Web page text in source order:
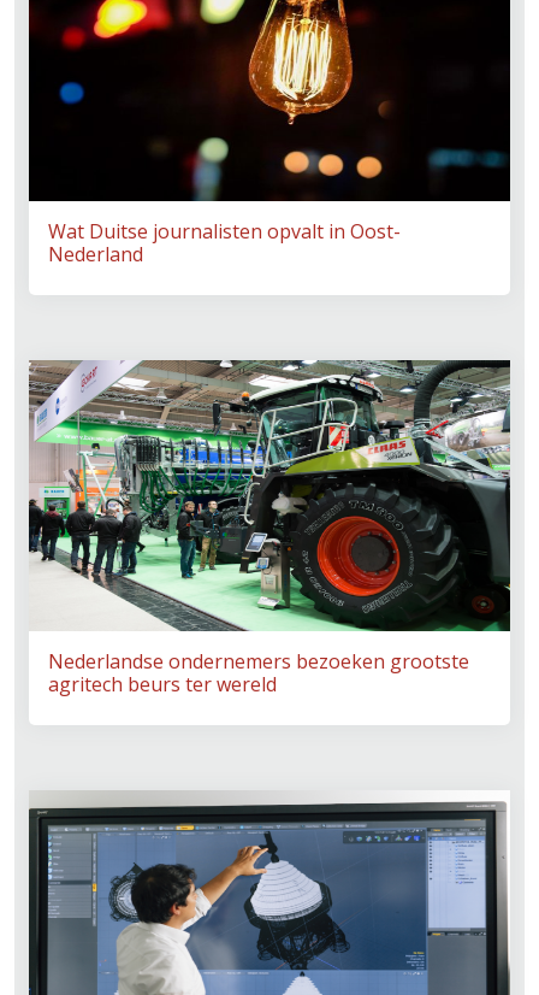
Wat Duitse journalisten opvalt in Oost-
Nederland
Nederlandse ondernemers bezoeken grootste
agritech beurs ter wereld